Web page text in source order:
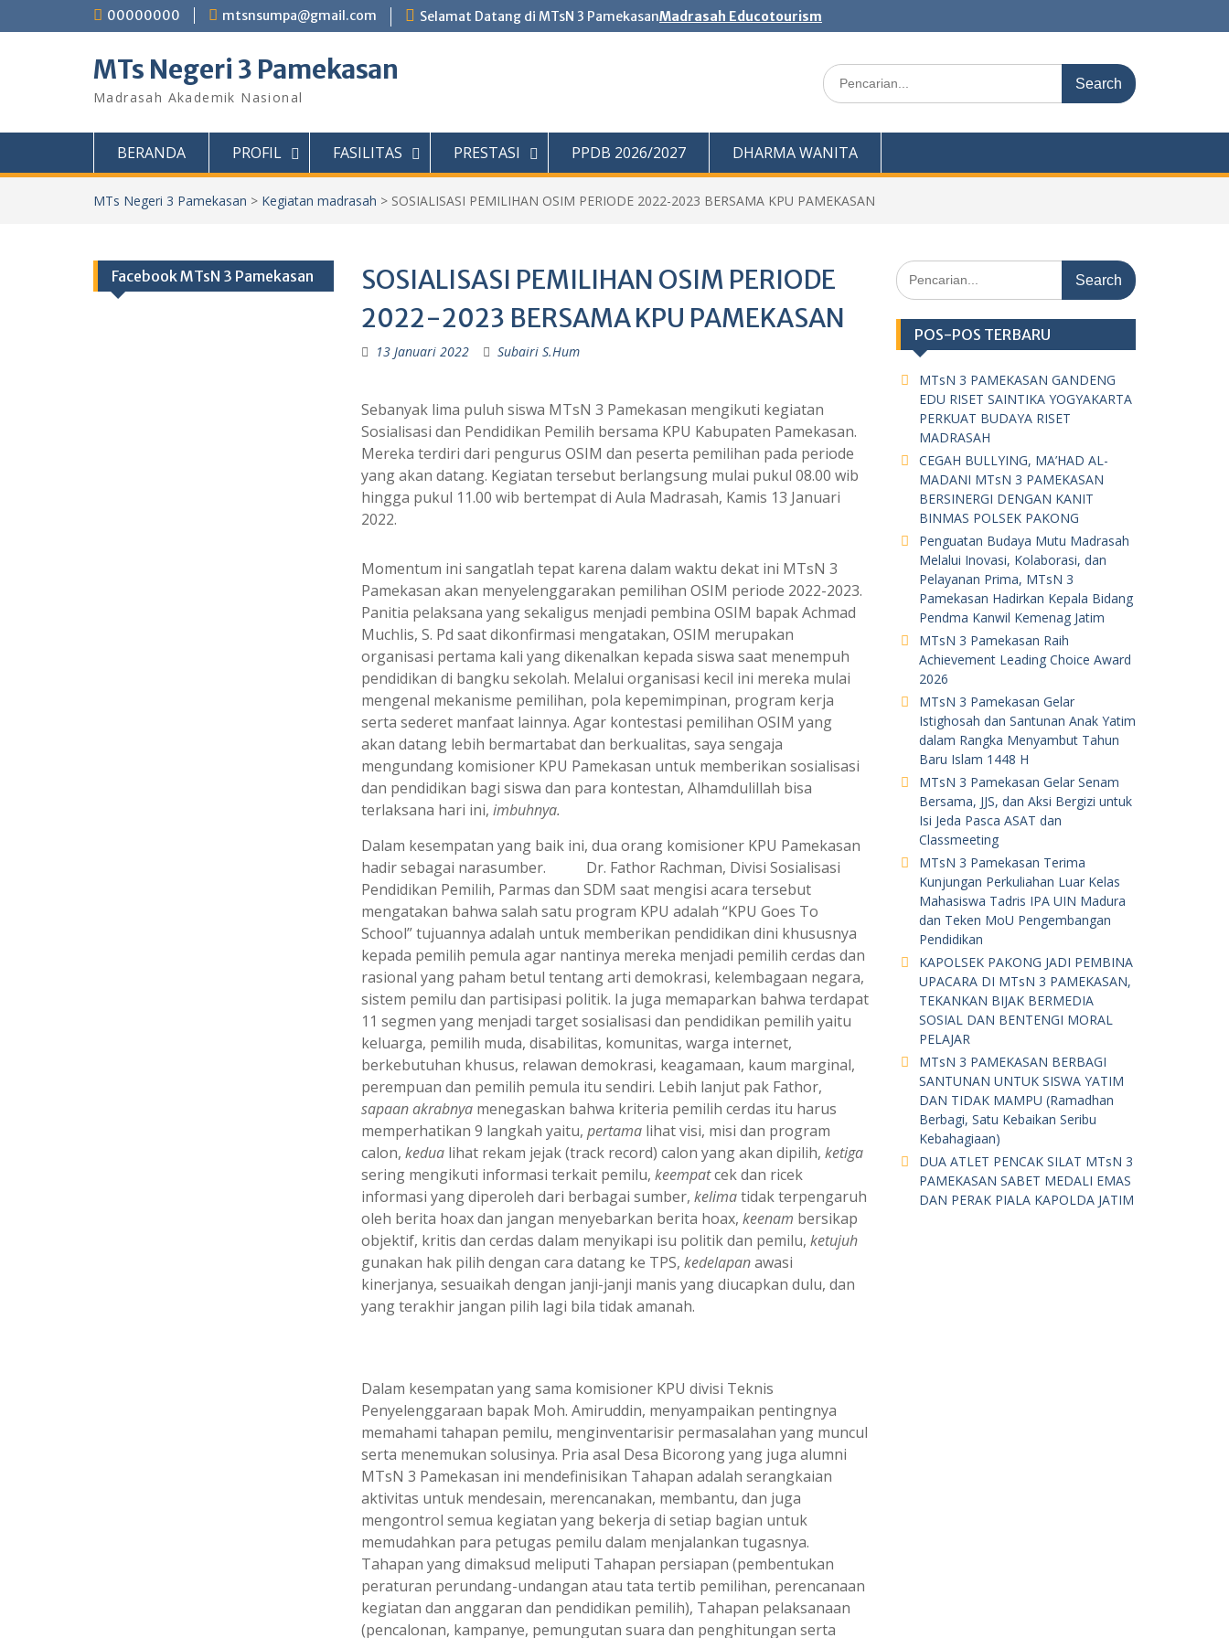
to
00000000 mtsnsumpa@gmail.com Selamat Datang di MTsN 3 PamekasanMadrasah Educotourism
MTs Negeri 3 Pamekasan
Madrasah Akademik Nasional
Search
for:
BERANDA PROFIL FASILITAS PRESTASI PPDB 2026/2027 DHARMA WANITA
MTs Negeri 3 Pamekasan > Kegiatan madrasah > SOSIALISASI PEMILIHAN OSIM PERIODE 2022-2023 BERSAMA KPU PAMEKASAN
SOSIALISASI PEMILIHAN OSIM PERIODE
2022-2023 BERSAMA KPU PAMEKASAN
13 Januari 2022 Subairi S.Hum
Sebanyak lima puluh siswa MTsN 3 Pamekasan mengikuti kegiatan
Sosialisasi dan Pendidikan Pemilih bersama KPU Kabupaten Pamekasan.
Mereka terdiri dari pengurus OSIM dan peserta pemilihan pada periode
yang akan datang. Kegiatan tersebut berlangsung mulai pukul 08.00 wib
hingga pukul 11.00 wib bertempat di Aula Madrasah, Kamis 13 Januari
2022.
Momentum ini sangatlah tepat karena dalam waktu dekat ini MTsN 3
Pamekasan akan menyelenggarakan pemilihan OSIM periode 2022-2023.
Panitia pelaksana yang sekaligus menjadi pembina OSIM bapak Achmad
Muchlis, S. Pd saat dikonfirmasi mengatakan, OSIM merupakan
organisasi pertama kali yang dikenalkan kepada siswa saat menempuh
pendidikan di bangku sekolah. Melalui organisasi kecil ini mereka mulai
mengenal mekanisme pemilihan, pola kepemimpinan, program kerja
serta sederet manfaat lainnya. Agar kontestasi pemilihan OSIM yang
akan datang lebih bermartabat dan berkualitas, saya sengaja
mengundang komisioner KPU Pamekasan untuk memberikan sosialisasi
dan pendidikan bagi siswa dan para kontestan, Alhamdulillah bisa
terlaksana hari ini, imbuhnya.
Dalam kesempatan yang baik ini, dua orang komisioner KPU Pamekasan
hadir sebagai narasumber. Dr. Fathor Rachman, Divisi Sosialisasi
Pendidikan Pemilih, Parmas dan SDM saat mengisi acara tersebut
mengatakan bahwa salah satu program KPU adalah “KPU Goes To
School” tujuannya adalah untuk memberikan pendidikan dini khususnya
kepada pemilih pemula agar nantinya mereka menjadi pemilih cerdas dan
rasional yang paham betul tentang arti demokrasi, kelembagaan negara,
sistem pemilu dan partisipasi politik. Ia juga memaparkan bahwa terdapat
11 segmen yang menjadi target sosialisasi dan pendidikan pemilih yaitu
keluarga, pemilih muda, disabilitas, komunitas, warga internet,
berkebutuhan khusus, relawan demokrasi, keagamaan, kaum marginal,
perempuan dan pemilih pemula itu sendiri. Lebih lanjut pak Fathor,
sapaan akrabnyamenegaskan bahwa kriteria pemilih cerdas itu harus
memperhatikan 9 langkah yaitu, pertamalihat visi, misi dan program
calon, kedualihat rekam jejak (track record) calon yang akan dipilih, ketiga
sering mengikuti informasi terkait pemilu, keempatcek dan ricek
informasi yang diperoleh dari berbagai sumber, kelimatidak terpengaruh
oleh berita hoax dan jangan menyebarkan berita hoax, keenam bersikap
objektif, kritis dan cerdas dalam menyikapi isu politik dan pemilu, ketujuh
gunakan hak pilih dengan cara datang ke TPS, kedelapanawasi
kinerjanya, sesuaikah dengan janji-janji manis yang diucapkan dulu, dan
yang terakhir jangan pilih lagi bila tidak amanah.
Dalam kesempatan yang sama komisioner KPU divisi Teknis
Penyelenggaraan bapak Moh. Amiruddin, menyampaikan pentingnya
memahami tahapan pemilu, menginventarisir permasalahan yang muncul
serta menemukan solusinya. Pria asal Desa Bicorong yang juga alumni
MTsN 3 Pamekasan ini mendefinisikan Tahapan adalah serangkaian
aktivitas untuk mendesain, merencanakan, membantu, dan juga
mengontrol semua kegiatan yang bekerja di setiap bagian untuk
memudahkan para petugas pemilu dalam menjalankan tugasnya.
Tahapan yang dimaksud meliputi Tahapan persiapan (pembentukan
peraturan perundang-undangan atau tata tertib pemilihan, perencanaan
kegiatan dan anggaran dan pendidikan pemilih), Tahapan pelaksanaan
(pencalonan, kampanye, pemungutan suara dan penghitungan serta
Search
for:
POS-POS TERBARU
MTsN 3 PAMEKASAN GANDENG
EDU RISET SAINTIKA YOGYAKARTA
PERKUAT BUDAYA RISET
MADRASAH
CEGAH BULLYING, MA’HAD AL-
MADANI MTsN 3 PAMEKASAN
BERSINERGI DENGAN KANIT
BINMAS POLSEK PAKONG
Penguatan Budaya Mutu Madrasah
Melalui Inovasi, Kolaborasi, dan
Pelayanan Prima, MTsN 3
Pamekasan Hadirkan Kepala Bidang
Pendma Kanwil Kemenag Jatim
MTsN 3 Pamekasan Raih
Achievement Leading Choice Award
2026
MTsN 3 Pamekasan Gelar
Istighosah dan Santunan Anak Yatim
dalam Rangka Menyambut Tahun
Baru Islam 1448 H
MTsN 3 Pamekasan Gelar Senam
Bersama, JJS, dan Aksi Bergizi untuk
Isi Jeda Pasca ASAT dan
Classmeeting
MTsN 3 Pamekasan Terima
Kunjungan Perkuliahan Luar Kelas
Mahasiswa Tadris IPA UIN Madura
dan Teken MoU Pengembangan
Pendidikan
KAPOLSEK PAKONG JADI PEMBINA
UPACARA DI MTsN 3 PAMEKASAN,
TEKANKAN BIJAK BERMEDIA
SOSIAL DAN BENTENGI MORAL
PELAJAR
MTsN 3 PAMEKASAN BERBAGI
SANTUNAN UNTUK SISWA YATIM
DAN TIDAK MAMPU (Ramadhan
Berbagi, Satu Kebaikan Seribu
Kebahagiaan)
DUA ATLET PENCAK SILAT MTsN 3
PAMEKASAN SABET MEDALI EMAS
DAN PERAK PIALA KAPOLDA JATIM
Facebook MTsN 3 Pamekasan